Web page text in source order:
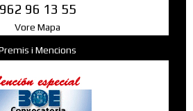
962 96 13 55
Vore Mapa
i Mencions